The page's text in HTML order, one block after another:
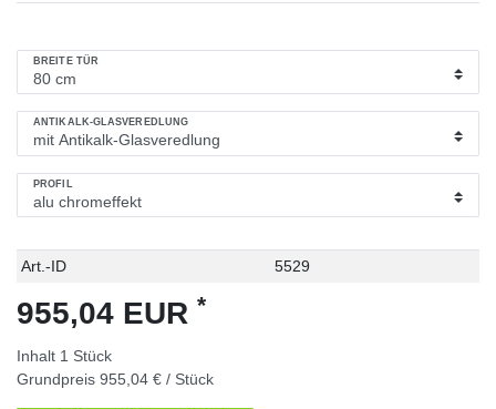
BREITE TÜR
ANTIKALK-GLASVEREDLUNG
PROFIL
Technisches
Wert
Art.-ID 5529
955,04 EUR *
Inhalt 1 Stück
Grundpreis 955,04 € / Stück